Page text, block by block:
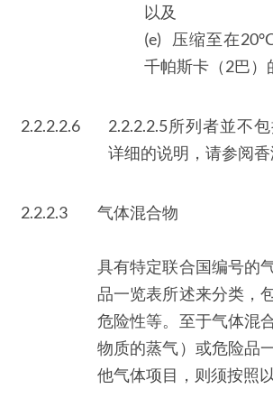
以及
(e) 压缩至在
千帕斯卡（2巴）
2.2.2.2.6
2.2.2.2.5所列者並不
详细的说明，请参阅香
2.2.2.3 气体混合物
具有特定联合国编号的
品一览表所述来分类，
危险性等。至于气体混
物质的蒸气）或危险品
他气体项目，则须按照